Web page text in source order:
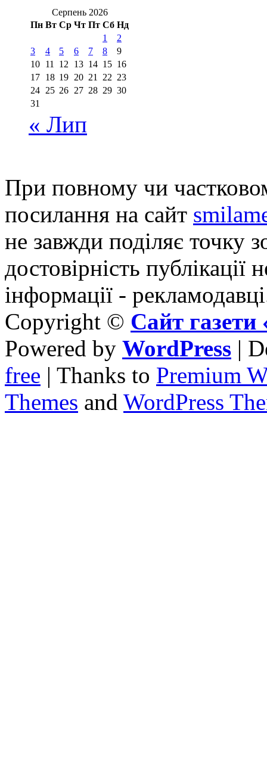
Серпень 2026
Пн Вт Ср Чт Пт Сб Нд
1
2
3
4 5 6 7 8
9
10 11 12 13 14 15 16
17 18 19 20 21 22 23
24 25 26 27 28 29 30
31
« Лип
При повному чи
посилання на сайт
не завжди поділяє точку
достовірність публікації
інформації -
Copyright © Сайт
Powered by WordPress |
free | Thanks to Premium
Themes and WordPress